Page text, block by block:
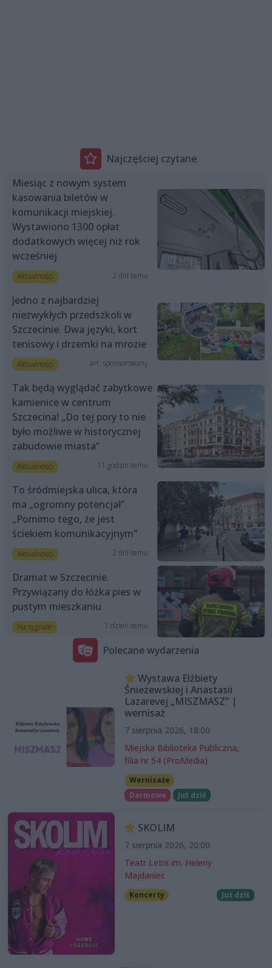
Najczęściej czytane
Miesiąc z nowym system
kasowania biletów w
komunikacji miejskiej.
Wystawiono 1300 opłat
dodatkowych więcej niż rok
wcześniej
Aktualności 2 dni temu
Jedno z najbardziej
niezwykłych przedszkoli w
Szczecinie. Dwa języki, kort
tenisowy i drzemki na mrozie
Aktualności art. sponsorowany
Tak będą wyglądać zabytkowe
kamienice w centrum
Szczecina! „Do tej pory to nie
było możliwe w historycznej
zabudowie miasta”
Aktualności 11 godzin temu
To śródmiejska ulica, która
ma „ogromny potencjał”.
„Pomimo tego, że jest
ściekiem komunikacyjnym”
Aktualności 2 dni temu
Dramat w Szczecinie.
Przywiązany do łóżka pies w
pustym mieszkaniu
Na sygnale 1 dzień temu
Polecane wydarzenia
Wystawa Elżbiety
Śnieżewskiej i Anastasii
Lazarevej „MISZMASZ” |
wernisaż
7 sierpnia 2026, 18:00
Miejska Biblioteka Publiczna,
filia nr 54 (ProMedia)
Wernisaże
Darmowe
Już dziś
SKOLIM
7 sierpnia 2026, 20:00
Teatr Letni im. Heleny
Majdaniec
Koncerty Już dziś